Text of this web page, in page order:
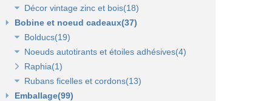
Tulles et noeuds de mariage(16)
Fleurs et déco de table(37)
Nappes et chemins de table(15)
Serviettes et vaisselle jetables(17)
Décor vintage zinc et bois(18)
Accessoires zinc, bois et métal(16)
Mobilier déco(4)
Bobine et noeud cadeaux(37)
Bolducs(19)
Bolducs 7 et 10 mm(7)
Rubans 19 et 25 mm(7)
Rubans 50 et 100 mm(5)
Noeuds autotirants et étoiles adhésives(4)
Noeuds autocollants et étoiles adhésives(3)
Raphia(1)
Rubans ficelles et cordons(13)
Ficelles et cordons(4)
Emballage(99)